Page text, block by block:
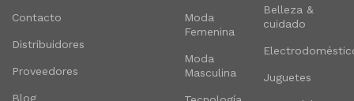
Contacto
Distribuidores
Proveedores
Blog
Moda
Femenina
Moda
Masculina
Belleza &
cuidado
Juguetes